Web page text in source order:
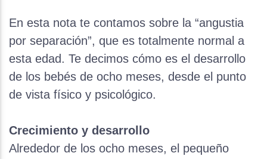
En esta nota te contamos sobre la “angustia
por separación”, que es totalmente normal a
esta edad. Te decimos cómo es el desarrollo
de los bebés de ocho meses, desde el punto
de vista físico y psicológico.
Crecimiento y desarrollo
Alrededor de los ocho meses, el pequeño